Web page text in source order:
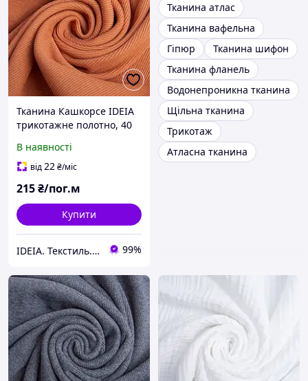
Тканина Кашкорсе IDEIA
трикотажне полотно, 40
рубчик, для манжетів,
горловин, низ світшотів,
В наявності
від22₴/міс
215₴/пог.м
Купити
IDEIA. Текстиль. Шеврони. 99%
Тканина атлас
Тканина вафельна
Гіпюр
Тканина шифон
Тканина фланель
Водонепроникна тканина
Щільна тканина
Трикотаж
Атласна тканина